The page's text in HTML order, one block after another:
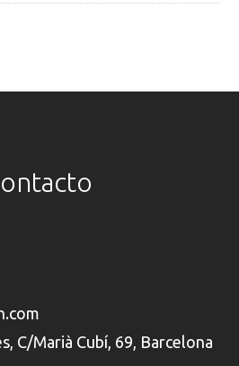
C/Marià Cubí, 69, Barcelona